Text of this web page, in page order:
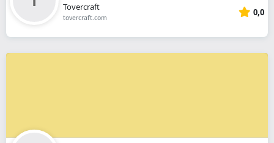
Tovercraft
tovercraft.com 0,0